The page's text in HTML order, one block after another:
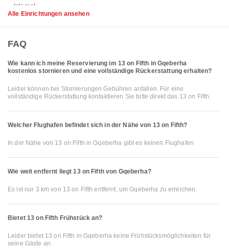
Alle Einrichtungen ansehen
FAQ
Wie kann ich meine Reservierung im 13 on Fifth in Gqeberha
kostenlos stornieren und eine vollständige Rückerstattung erhalten?
Leider können bei Stornierungen Gebühren anfallen. Für eine
vollständige Rückerstattung kontaktieren Sie bitte direkt das 13 on Fifth.
Welcher Flughafen befindet sich in der Nähe von 13 on Fifth?
In der Nähe von 13 on Fifth in Gqeberha gibt es keinen Flughafen
Wie weit entfernt liegt 13 on Fifth von Gqeberha?
Es ist nur 3 km von 13 on Fifth entfernt, um Gqeberha zu erreichen
Bietet 13 on Fifth Frühstück an?
Leider bietet 13 on Fifth in Gqeberha keine Frühstücksmöglichkeiten für
seine Gäste an.